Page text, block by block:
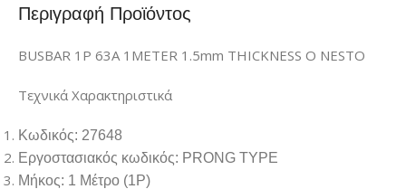
Περιγραφή Προϊόντος
BUSBAR 1P 63A 1METER 1.5mm THICKNESS O NESTO
Τεχνικά Χαρακτηριστικά
Κωδικός: 27648
Εργοστασιακός κωδικός: PRONG TYPE
Μήκος: 1 Μέτρο (1Ρ)